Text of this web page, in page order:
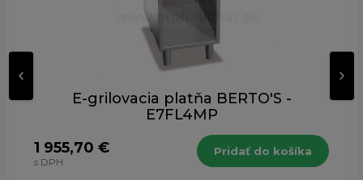
E-grilovacia platňa BERTO'S -
E7FL4MP
1 955,70 €
s DPH
Pridať do košíka